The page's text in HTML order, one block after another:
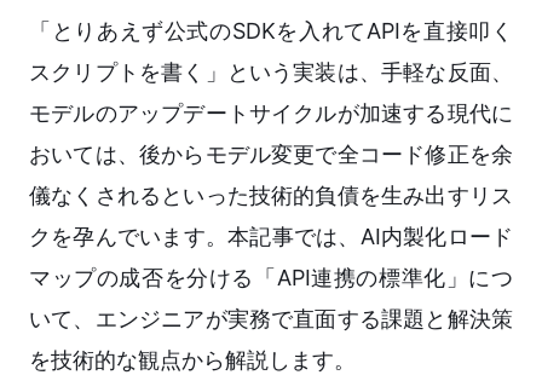
「とりあえず公式のSDKを入れてAPIを直接叩く
スクリプトを書く」という実装は、手軽な反面、
モデルのアップデートサイクルが加速する現代に
おいては、後からモデル変更で全コード修正を余
儀なくされるといった技術的負債を生み出すリス
クを孕んでいます。本記事では、AI内製化ロード
マップの成否を分ける「API連携の標準化」につ
いて、エンジニアが実務で直面する課題と解決策
を技術的な観点から解説します。